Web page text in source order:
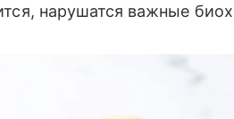
нарушатся важные